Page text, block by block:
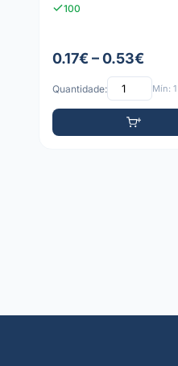
100
0.17€ – 0.53€
Quantidade: Mín: 1